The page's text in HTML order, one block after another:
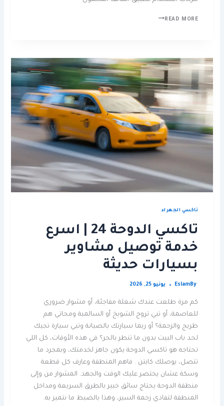
READ MORE
تاكسي الجهراء
تاكسي الدوحة 24 | اسرع
خدمة توصيل مشاوير
بسيارات حديثة
Eslam يونيو 25, 2026
كم مرة طلعت عندك شغلة مفاجئة، أو مشوار ضروري
للعاصمة، أو تبي تروح الشويخ أو السالمية ومحاتي هم
طريج والزحمة؟ أو ربما سيارتك بالصيانة وتبي سيارة تجيك
لحد باب البيت بدون ما تنطر بالحر؟ في هذه الأوقات، كل اللي
تحتاجه هو تاكسي الدوحة يكون جاهز لخدمتك، وبمجرد ما
تتصل، يوصلك كابتن . فاهم المنطقة وعارف كل قطعة
وسكة عشان يختصر عليك الوقت والجهد. المشوار من وإلى
منطقة الدوحة يحتاج سائق خبير بالطرق السريعة ومداخل
المنطقة لتفادي زحمة السير، وهذا بالضبط ما نتميز به.